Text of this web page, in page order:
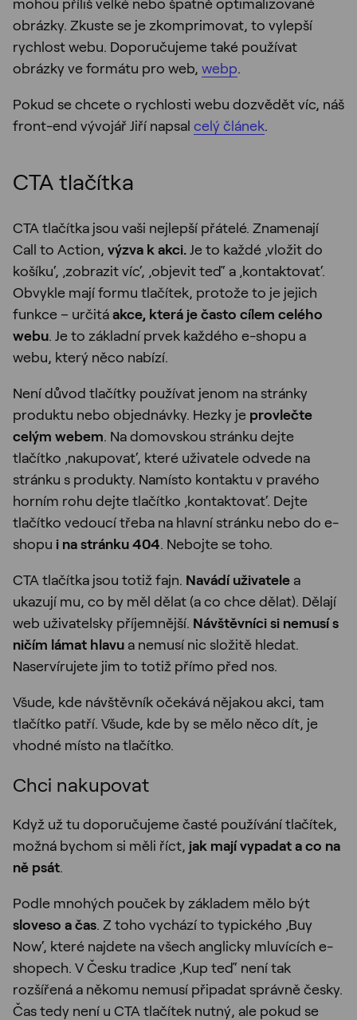
mohou příliš velké nebo špatně optimalizované
obrázky. Zkuste se je zkomprimovat, to vylepší
rychlost webu. Doporučujeme také používat
obrázky ve formátu pro web, webp.
Pokud se chcete o rychlosti webu dozvědět víc, náš
front-end vývojář Jiří napsal celý článek.
CTA tlačítka
CTA tlačítka jsou vaši nejlepší přátelé. Znamenají
Call to Action, výzva k akci. Je to každé ‚vložit do
košíku‘, ‚zobrazit víc‘, ‚objevit teď‘ a ‚kontaktovat‘.
Obvykle mají formu tlačítek, protože to je jejich
funkce – určitá akce, která je často cílem celého
webu. Je to základní prvek každého e-shopu a
webu, který něco nabízí.
Není důvod tlačítky používat jenom na stránky
produktu nebo objednávky. Hezky je provlečte
celým webem. Na domovskou stránku dejte
tlačítko ‚nakupovat‘, které uživatele odvede na
stránku s produkty. Namísto kontaktu v pravého
horním rohu dejte tlačítko ‚kontaktovat‘. Dejte
tlačítko vedoucí třeba na hlavní stránku nebo do e-
shopu i na stránku 404. Nebojte se toho.
CTA tlačítka jsou totiž fajn. Navádí uživatele a
ukazují mu, co by měl dělat (a co chce dělat). Dělají
web uživatelsky příjemnější. Návštěvníci si nemusí s
ničím lámat hlavu a nemusí nic složitě hledat.
Naservírujete jim to totiž přímo před nos.
Všude, kde návštěvník očekává nějakou akci, tam
tlačítko patří. Všude, kde by se mělo něco dít, je
vhodné místo na tlačítko.
Chci nakupovat
Když už tu doporučujeme časté používání tlačítek,
možná bychom si měli říct, jak mají vypadat a co na
ně psát.
Podle mnohých pouček by základem mělo být
sloveso a čas. Z toho vychází to typického ‚Buy
Now‘, které najdete na všech anglicky mluvících e-
shopech. V Česku tradice ‚Kup teď‘ není tak
rozšířená a někomu nemusí připadat správně česky.
Čas tedy není u CTA tlačítek nutný, ale pokud se